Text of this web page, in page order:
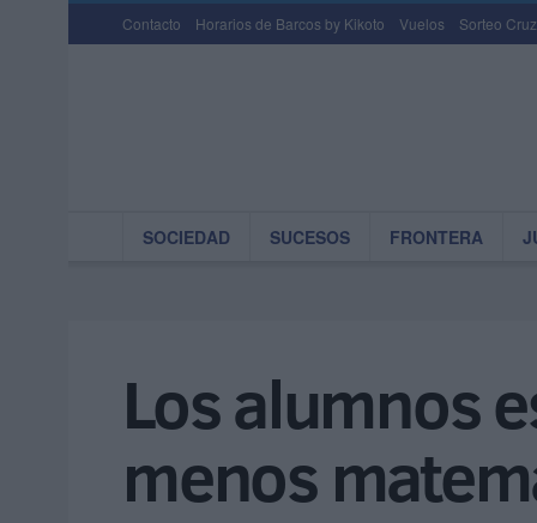
Contacto Horarios de Barcos by Kikoto Vuelos Sorteo
SOCIEDAD SUCESOS FRONTERA
Los alumnos
menos